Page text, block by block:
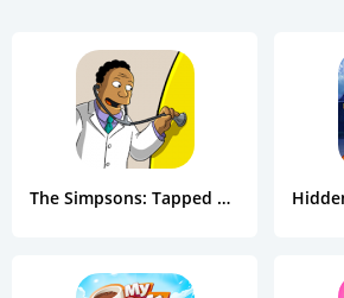
The Simpsons: Tapped Out